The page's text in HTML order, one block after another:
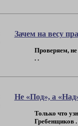
Зачем на весу
Проверяем, не
. .
Не «Под», а
Только что
Гребенщиков .